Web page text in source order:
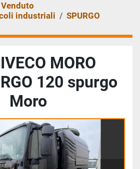
Venduto
industriali
SPURGO
MORO
120 spurgo
Moro